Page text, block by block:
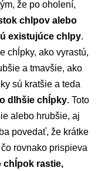
že po oholení,
chlpov alebo
existujúce chlpy.
chĺpky, ako vyrastú,
a tmavšie, ako
sú kratšie a teda
dlhšie chĺpky. Toto
alebo hrubšie, aj
povedať, že krátke
rovnako prispieva
chĺpok rastie,